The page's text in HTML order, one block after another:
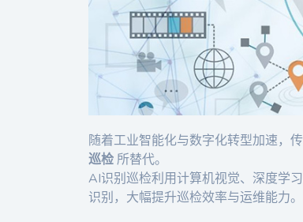
随着工业智能化与数字化转型加速，
巡检所替代。
AI识别巡检利用计算机视觉、深度学
识别，大幅提升巡检效率与运维能力。